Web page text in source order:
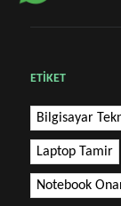
ETİKET
Bilgisayar
Laptop Tamir
Notebook